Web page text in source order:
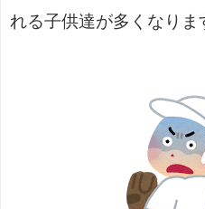
れる子供達が多くなりま